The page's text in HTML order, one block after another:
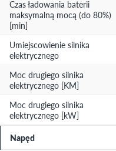
Czas ładowania baterii
maksymalną mocą (do 80%)
[min]
Umiejscowienie silnika
elektrycznego
Moc drugiego silnika
elektrycznego [KM]
Moc drugiego silnika
elektrycznego [kW]
Napęd